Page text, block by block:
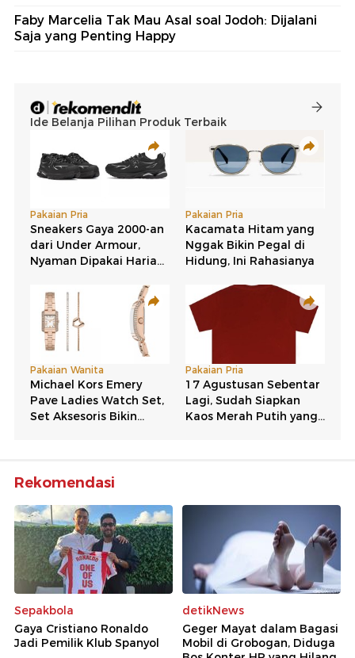
Faby Marcelia Tak Mau Asal soal Jodoh: Dijalani
Saja yang Penting Happy
Rekomendasi
Sepakbola
Gaya Cristiano Ronaldo
Jadi Pemilik Klub Spanyol
detikNews
Geger Mayat dalam Bagasi
Mobil di Grobogan, Diduga